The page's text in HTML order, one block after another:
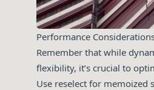
Performance
Remember that while
flexibility, it’s crucial to
Use reselect for memoized